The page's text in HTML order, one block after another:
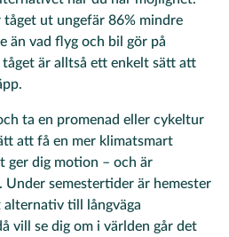
tåget ut ungefär 86% mindre
än vad flyg och bil gör på
är alltså ett enkelt sätt att
ta en promenad eller cykeltur
att få en mer klimatsmart
ger dig motion – och är
semestertider är hemester
till långväga
vill se dig om i världen går det